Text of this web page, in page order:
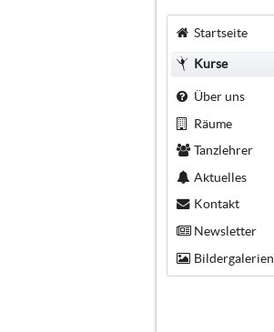
Startseite
Kurse
Über uns
Räume
Tanzlehrer
Aktuelles
Kontakt
Newsletter
Bildergalerien